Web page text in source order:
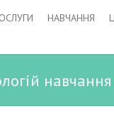
НАВЧАННЯ